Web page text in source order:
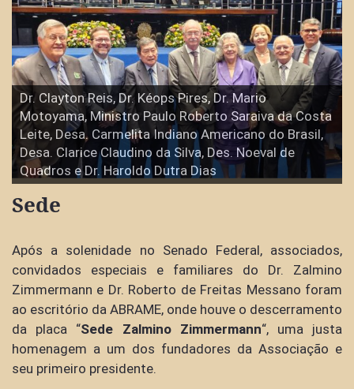
Dr. Clayton Reis, Dr. Kéops Pires, Dr. Mario
Motoyama, Ministro Paulo Roberto Saraiva da Costa
Leite, Desa. Carmelita Indiano Americano do Brasil,
Desa. Clarice Claudino da Silva, Des. Noeval de
Quadros e Dr. Haroldo Dutra Dias
Sede
Após a solenidade no Senado Federal, associados,
convidados especiais e familiares do Dr. Zalmino
Zimmermann e Dr. Roberto de Freitas Messano foram
ao escritório da ABRAME, onde houve o descerramento
da placa “Sede Zalmino Zimmermann“, uma justa
homenagem a um dos fundadores da Associação e
seu primeiro presidente.